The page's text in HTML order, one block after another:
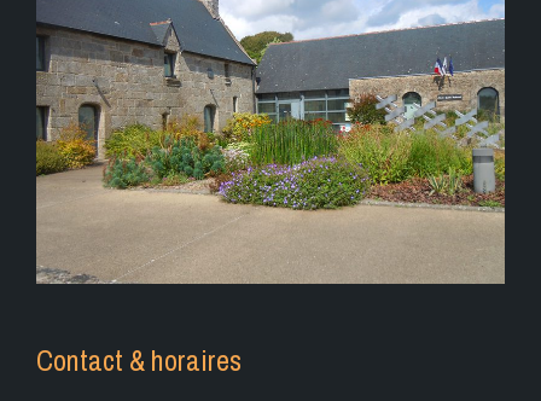
Contact & horaires